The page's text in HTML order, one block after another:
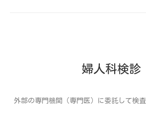
婦人科検診
外部の専門機関（専門医）に委託して検